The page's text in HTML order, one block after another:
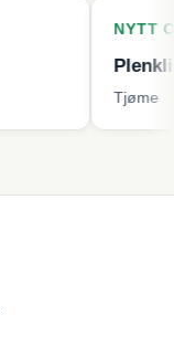
NYTT OPPDRAG
Plenklipping